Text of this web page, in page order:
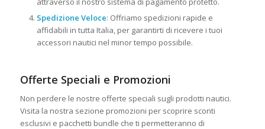
Spedizione Veloce: Offriamo spedizioni rapide e
affidabili in tutta Italia, per garantirti di ricevere i tuoi
accessori nautici nel minor tempo possibile.
Offerte Speciali e Promozioni
Non perdere le nostre offerte speciali sugli prodotti nautici.
Visita la nostra sezione promozioni per scoprire sconti
esclusivi e pacchetti bundle che ti permetteranno di